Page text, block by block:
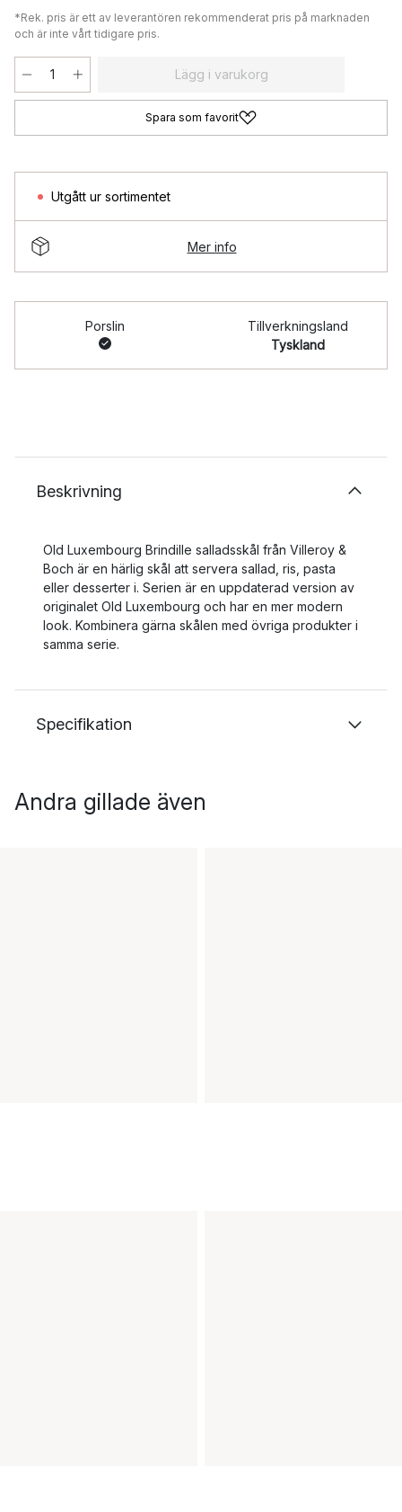
*Rek. pris är ett av leverantören rekommenderat pris på marknaden
och är inte vårt tidigare pris.
Lägg i varukorg
Spara som favorit
Utgått ur sortimentet
Mer info
Porslin
Tillverkningsland
Tyskland
Beskrivning
Old Luxembourg Brindille salladsskål från Villeroy &
Boch är en härlig skål att servera sallad, ris, pasta
eller desserter i. Serien är en uppdaterad version av
originalet Old Luxembourg och har en mer modern
look. Kombinera gärna skålen med övriga produkter i
samma serie.
Specifikation
Andra gillade även